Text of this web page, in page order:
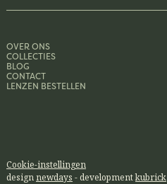
OVER ONS
COLLECTIES
BLOG
CONTACT
LENZEN BESTELLEN
Cookie-instellingen
designnewdays - developmentkubrick